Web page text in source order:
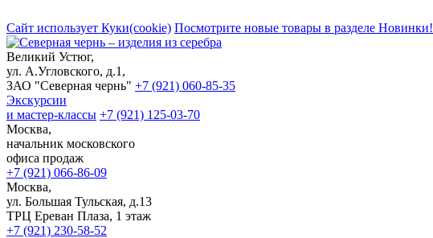
Сайт использует Куки(cookie) Посмотрите новые товары в разделе Новинки!
Великий Устюг,
ул. А.Угловского, д.1,
ЗАО "Северная чернь" +7 (921) 060-85-35
Экскурсии
и мастер-классы +7 (921) 125-03-70
Москва,
начальник московского
офиса продаж
+7 (921) 066-86-09
Москва,
ул. Большая Тульская, д.13
ТРЦ Ереван Плаза, 1 этаж
+7 (921) 230-58-52